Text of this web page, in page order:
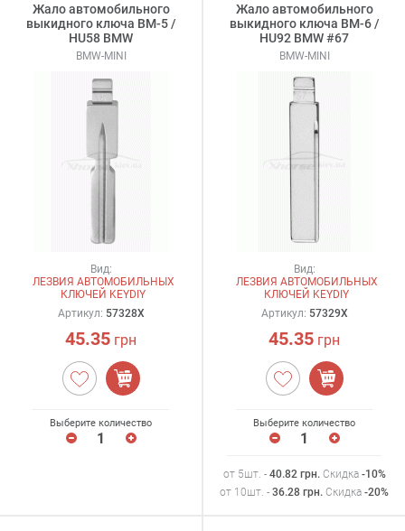
Жало автомобильного
выкидного ключа BM-5 /
HU58 BMW
BMW-MINI
Вид:
ЛЕЗВИЯ АВТОМОБИЛЬНЫХ
КЛЮЧЕЙ KEYDIY
Артикул: 57328X
45.35 грн
Выберите количество
Жало автомобильного
выкидного ключа BM-6 /
HU92 BMW #67
BMW-MINI
Вид:
ЛЕЗВИЯ АВТОМОБИЛЬНЫХ
КЛЮЧЕЙ KEYDIY
Артикул: 57329X
45.35 грн
Выберите количество
от 5шт. - 40.82 грн. Скидка -10%
от 10шт. - 36.28 грн. Скидка -20%